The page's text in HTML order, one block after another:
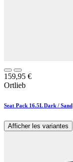
159,95 €
Ortlieb
Seat Pack 16.5L Dark / Sand
Afficher les variantes